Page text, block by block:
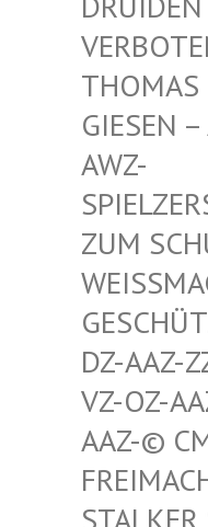
HOMAS
IESEN –
WZ-S
UM
-AAZ-ZZ-
-OZ-AAZ-
Z-© CMS,
ALKER